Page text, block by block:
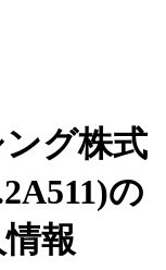
グ株式
の
報